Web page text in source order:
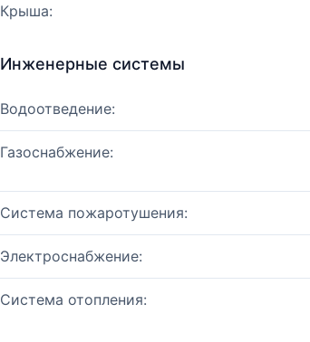
Крыша:
Инженерные системы
Водоотведение:
Газоснабжение:
Система пожаротушения:
Электроснабжение:
Система отопления: